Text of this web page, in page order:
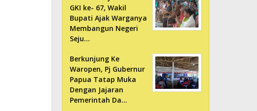
GKI ke- 67, Wakil
Bupati Ajak Warganya
Membangun Negeri
Seju…
Berkunjung Ke
Waropen, Pj Gubernur
Papua Tatap Muka
Dengan Jajaran
Pemerintah Da…